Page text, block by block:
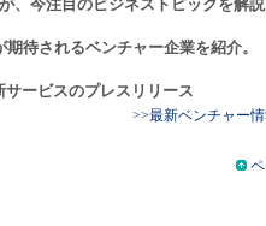
、今注目のビジネストピックを解説
待されるベンチャー企業を紹介。
ービスのプレスリリース
>>最新ベンチャー